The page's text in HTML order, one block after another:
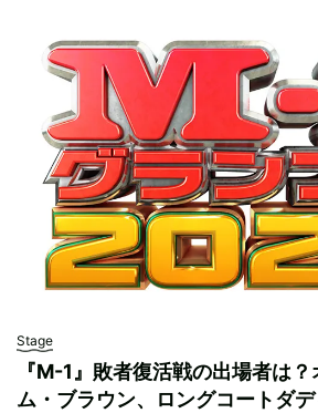
Stage
『M-1』敗者復活戦の出場者は
ム・ブラウン、ロングコートダ